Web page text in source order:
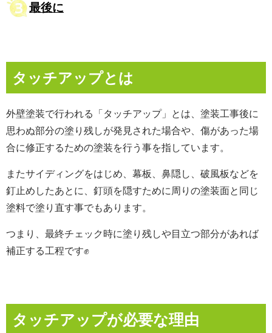
最後に
タッチアップとは
外壁塗装で行われる「タッチアップ」とは、塗装工事後に
思わぬ部分の塗り残しが発見された場合や、傷があった場
合に修正するための塗装を行う事を指しています。
またサイディングをはじめ、幕板、鼻隠し、破風板などを
釘止めしたあとに、釘頭を隠すために周りの塗装面と同じ
塗料で塗り直す事でもあります。
つまり、最終チェック時に塗り残しや目立つ部分があれば
補正する工程です✊
タッチアップが必要な理由